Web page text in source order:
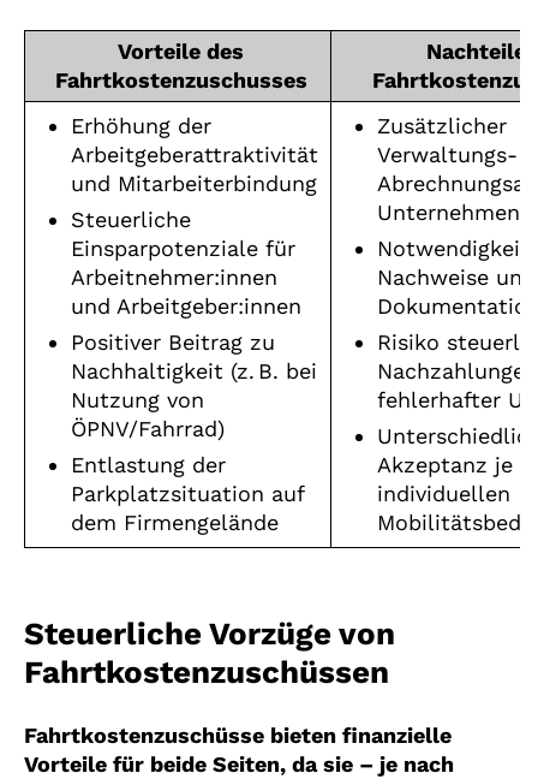
Vorteile des
Fahrtkostenzuschusses
Nachteile
Erhöhung der
Arbeitgeberattraktivität
und Mitarbeiterbindung
Steuerliche
Einsparpotenziale für
Arbeitnehmer:innen
und Arbeitgeber:innen
Positiver Beitrag zu
Nachhaltigkeit (z. B. bei
Nutzung von
ÖPNV/Fahrrad)
Entlastung der
Parkplatzsituation auf
dem Firmengelände
Zusätzlicher
Verwaltungs-
Unternehmen
Notwendigkeit
Nachweise und
Risiko
fehlerhafter
Akzeptanz je
individuellen
Steuerliche Vorzüge von
Fahrtkostenzuschüssen
Fahrtkostenzuschüsse bieten finanzielle
Vorteile für beide Seiten, da sie – je nach